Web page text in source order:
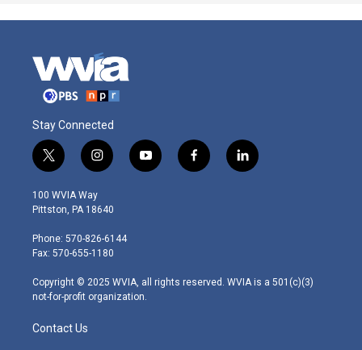
Stay Connected
t
w
i
t
e
r
i
n
s
t
g
r
m
y
o
f
a
l
i
100 WVIA Way
Pittston, PA 18640
Phone: 570-826-6144
Fax: 570-655-1180
Copyright © 2025 WVIA, all rights reserved. WVIA is a 501(c)(3)
not-for-profit organization.
Contact Us